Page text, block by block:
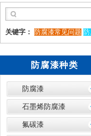
关键字： 防腐漆常见问题
防腐漆种类
防腐漆
石墨烯防腐漆
氟碳漆